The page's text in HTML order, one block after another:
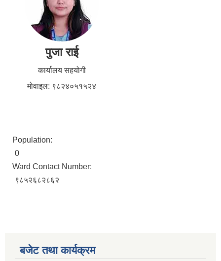
पुजा राई
कार्यालय सहयोगी
मोवाइल: ९८२४०५१५२४
Population:
0
Ward Contact Number:
९८५२६८२८६२
बजेट तथा कार्यक्रम